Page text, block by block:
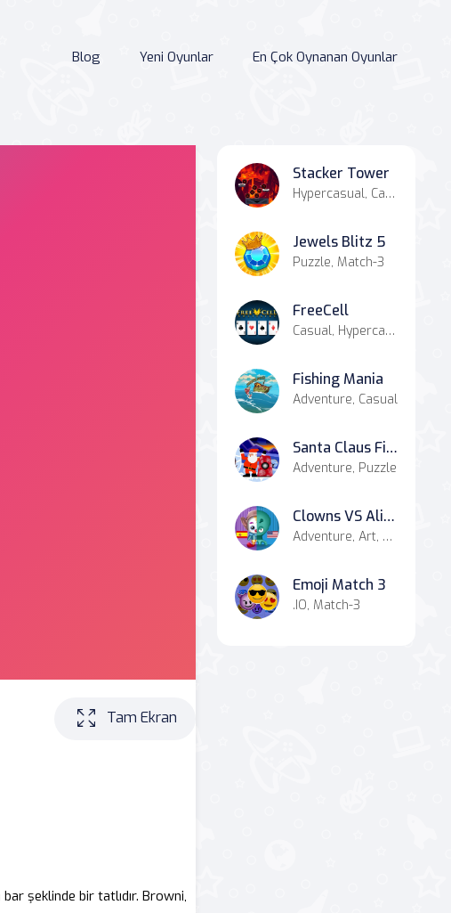
Blog Yeni Oyunlar En Çok Oynanan Oyunlar
Tam Ekran
şeklinde bir tatlıdır. Browni,
Stacker Tower
Hypercasual, Casual
Jewels Blitz 5
Puzzle, Match-3
FreeCell
Casual, Hypercasual, Cards
Fishing Mania
Adventure, Casual
Santa Claus Finder
Adventure, Puzzle
Clowns VS Aliens
Adventure, Art, Battle, Casual, Combat
Emoji Match 3
.IO, Match-3